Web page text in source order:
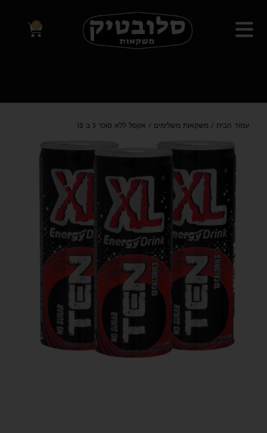
0
עמוד הבית / משקאות משלימים / אקסל ללא סוכר 3 ב 12